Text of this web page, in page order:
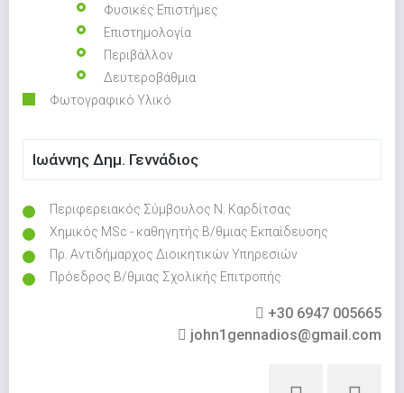
Φυσικές Επιστήμες
Επιστημολογία
Περιβάλλον
Δευτεροβάθμια
Φωτογραφικό Υλικό
Ιωάννης Δημ. Γεννάδιος
Περιφερειακός Σύμβουλος Ν. Καρδίτσας
Χημικός MSc - καθηγητής Β/θμιας Εκπαίδευσης
Πρ. Αντιδήμαρχος Διοικητικών Υπηρεσιών
Πρόεδρος Β/θμιας Σχολικής Επιτροπής
+30 6947 005665
john1gennadios@gmail.com